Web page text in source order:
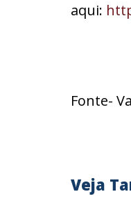
aqui:
Fonte-
Veja